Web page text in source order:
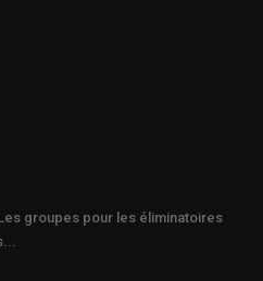
groupes pour les éliminatoires